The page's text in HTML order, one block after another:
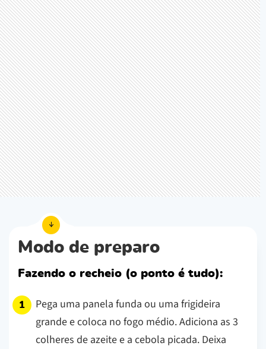
Modo de preparo
Fazendo o recheio (o ponto é tudo):
Pega uma panela funda ou uma frigideira
grande e coloca no fogo médio. Adiciona as 3
colheres de azeite e a cebola picada. Deixa